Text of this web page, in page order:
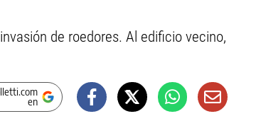
de roedores. Al edificio vecino,
en